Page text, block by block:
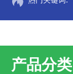
产品分类